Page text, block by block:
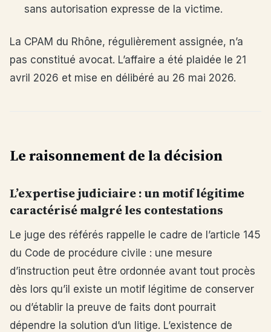
sans autorisation expresse de la victime.
La CPAM du Rhône, régulièrement assignée, n’a
pas constitué avocat. L’affaire a été plaidée le 21
avril 2026 et mise en délibéré au 26 mai 2026.
Le raisonnement de la décision
L’expertise judiciaire : un motif légitime
caractérisé malgré les contestations
Le juge des référés rappelle le cadre de l’article 145
du Code de procédure civile : une mesure
d’instruction peut être ordonnée avant tout procès
dès lors qu’il existe un motif légitime de conserver
ou d’établir la preuve de faits dont pourrait
dépendre la solution d’un litige. L’existence de